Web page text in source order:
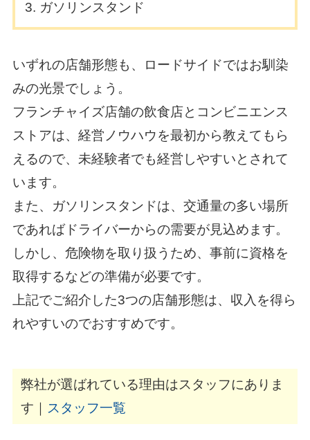
ガソリンスタンド
いずれの店舗形態も、ロードサイドではお馴染
みの光景でしょう。
フランチャイズ店舗の飲食店とコンビニエンス
ストアは、経営ノウハウを最初から教えてもら
えるので、未経験者でも経営しやすいとされて
います。
また、ガソリンスタンドは、交通量の多い場所
であればドライバーからの需要が見込めます。
しかし、危険物を取り扱うため、事前に資格を
取得するなどの準備が必要です。
上記でご紹介した3つの店舗形態は、収入を得ら
れやすいのでおすすめです。
弊社が選ばれている理由はスタッフにありま
す｜
スタッフ一覧